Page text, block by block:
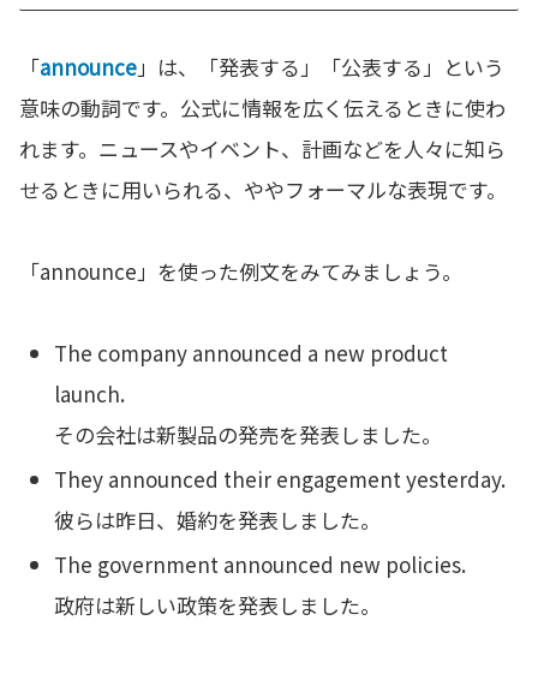
「announce」は、「発表する」「公表する」という
意味の動詞です。公式に情報を広く伝えるときに使わ
れます。ニュースやイベント、計画などを人々に知ら
せるときに用いられる、ややフォーマルな表現です。
「announce」を使った例文をみてみましょう。
The company announced a new product
launch.
その会社は新製品の発売を発表しました。
They announced their engagement yesterday.
彼らは昨日、婚約を発表しました。
The government announced new policies.
政府は新しい政策を発表しました。